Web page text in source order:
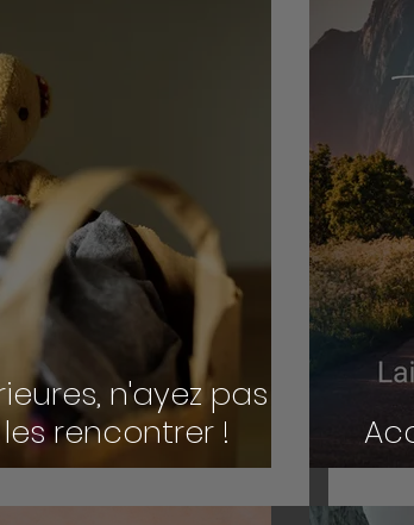
n'ayez pas
rencontrer !